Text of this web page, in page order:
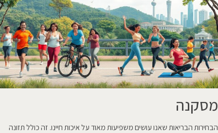
מסקנה
הבחירות הבריאות שאנו עושים משפיעות מאוד על איכות חיינו. זה כולל תזונה